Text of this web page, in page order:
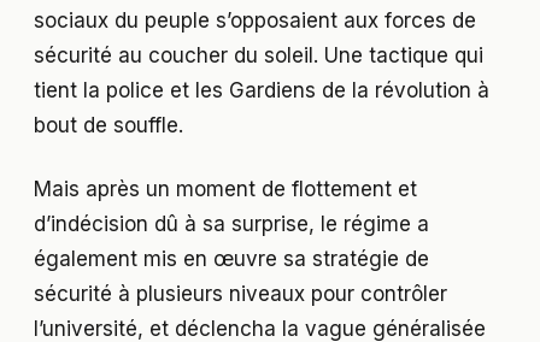
sociaux du peuple s’opposaient aux forces de
sécurité au coucher du soleil. Une tactique qui
tient la police et les Gardiens de la révolution à
bout de souffle.
Mais après un moment de flottement et
d’indécision dû à sa surprise, le régime a
également mis en œuvre sa stratégie de
sécurité à plusieurs niveaux pour contrôler
l’université, et déclencha la vague généralisée